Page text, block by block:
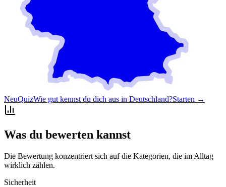
NeuQuizWie gut kennst du dich aus in Deutschland?Starten →
Was du bewerten kannst
Die Bewertung konzentriert sich auf die Kategorien, die im Alltag
wirklich zählen.
Sicherheit